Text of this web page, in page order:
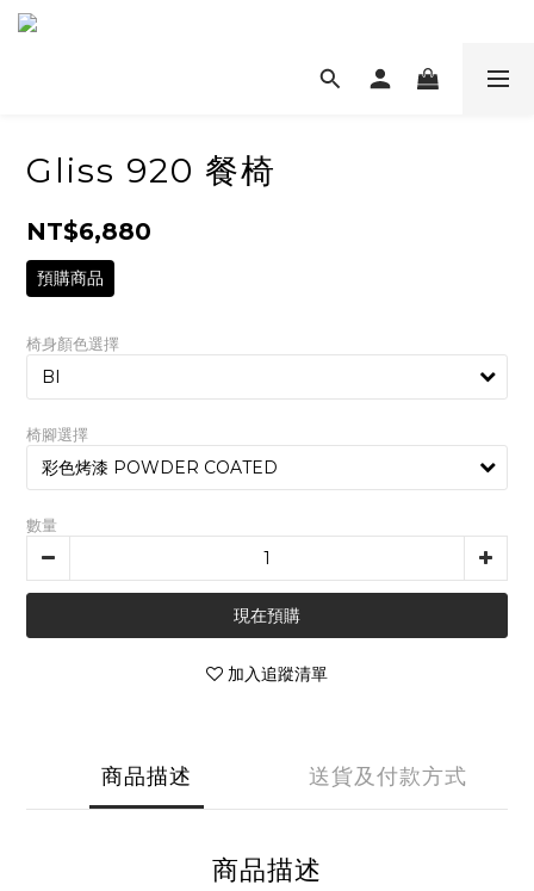
Gliss 920 餐椅
NT$6,880
預購商品
椅身顏色選擇
椅腳選擇
數量
現在預購
加入追蹤清單
商品描述 送貨及付款方式
商品描述